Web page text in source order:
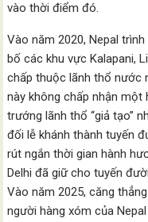
vào thời điểm đó.
Vào năm 2020, Nepal
bố các khu vực Kalapani,
chấp thuộc lãnh thổ nước
này không chấp nhận một
trướng lãnh thổ “giả tạo”
đối lễ khánh thành tuyến
rút ngắn thời gian hành
Delhi đã giữ cho tuyến
Vào năm 2025, căng
người hàng xóm của